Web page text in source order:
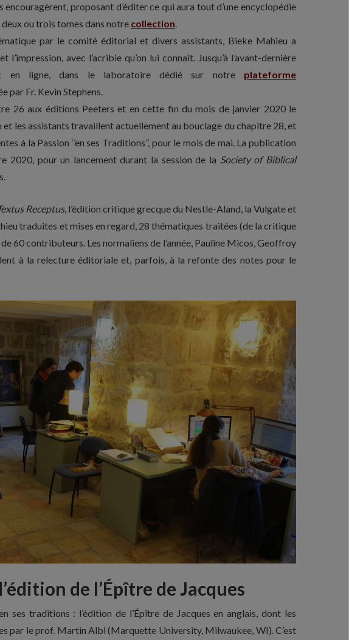
encouragèrent, proposant d’éditer ce qui aura tout d’une encyclopédie
ou trois tomes dans notre collection.
par le comité éditorial et divers assistants, Bieke Mahieu a
avec l’acribie qu’on lui connaît. Jusqu’à l’avant-dernière
en ligne, dans le laboratoire dédié sur notre plateforme
par Fr. Kevin Stephens.
26 aux éditions Peeters et en cette fin du mois de janvier 2020 le
les assistants travaillent actuellement au bouclage du chapitre 28, et
à la Passion ‘’en ses Traditions’’, pour le mois de mai. La publication
2020, pour un lancement durant la session de la Society of Biblical
Receptus, l’édition critique grecque du Nestle-Aland, la Vulgate et
traduites et mises en regard, 28 thématiques traitées (de la critique
60 contributeurs. Les normaliens de l’année, Pauline Micos, Geoffroy
à la relecture éditoriale et, parfois, à la refonte des notes pour le
de l’Épître de Jacques
ses traditions : l’édition de l’Épître de Jacques en anglais, dont les
par le prof. Martin Albl (Marquette University, Milwaukee, WI). C’est